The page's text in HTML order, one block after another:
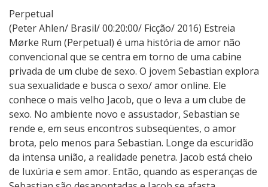
Perpetual
(Peter Ahlen/ Brasil/ 00:20:00/ Ficção/ 2016) Estreia
Mørke Rum (Perpetual) é uma história de amor não
convencional que se centra em torno de uma cabine
privada de um clube de sexo. O jovem Sebastian explora
sua sexualidade e busca o sexo/ amor online. Ele
conhece o mais velho Jacob, que o leva a um clube de
sexo. No ambiente novo e assustador, Sebastian se
rende e, em seus encontros subseqüentes, o amor
brota, pelo menos para Sebastian. Longe da escuridão
da intensa união, a realidade penetra. Jacob está cheio
de luxúria e sem amor. Então, quando as esperanças de